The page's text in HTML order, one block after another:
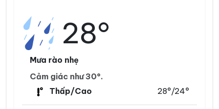
28°
Mưa rào nhẹ
Cảm giác như 30°.
Thấp/Cao
28°/24°